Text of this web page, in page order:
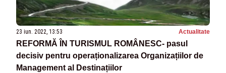
23 iun. 2022, 13:53 Actualitate
REFORMĂ ÎN TURISMUL ROMÂNESC- pasul
decisiv pentru operaționalizarea Organizațiilor de
Management al Destinațiilor